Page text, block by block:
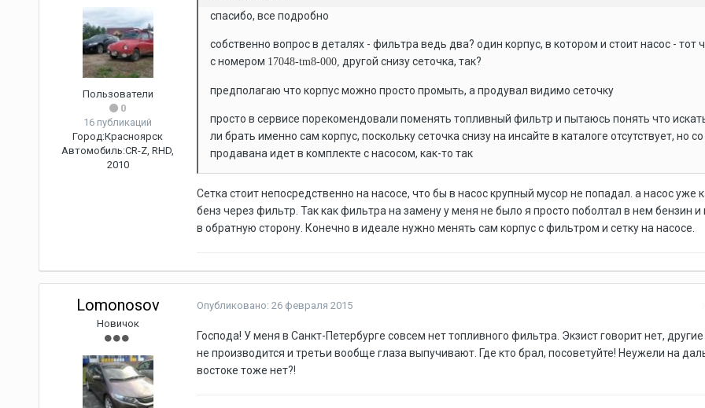
Пользователи
0
16 публикаций
Город:Красноярск
Автомобиль:CR-Z, RHD,
2010
спасибо, все подробно
собственно вопрос в деталях - фильтра ведь два? один корпус, в котором и стоит насос - тот
с номером 17048-tm8-000, другой снизу сеточка, так?
предполагаю что корпус можно просто промыть, а продувал видимо сеточку
просто в сервисе порекомендовали поменять топливный фильтр и пытаюсь понять что
ли брать именно сам корпус, поскольку сеточка снизу на инсайте в каталоге отсутствует, но
продавана идет в комплекте с насосом, как-то так
Сетка стоит непосредственно на насосе, что бы в насос крупный мусор не попадал. а насос уже
бенз через фильтр. Так как фильтра на замену у меня не было я просто поболтал в нем бензин и
в обратную сторону. Конечно в идеале нужно менять сам корпус с фильтром и сетку на насосе.
Lomonosov
Новичок
Опубликовано: 26 февраля 2015
Господа! У меня в Санкт-Петербурге совсем нет топливного фильтра. Экзист говорит нет,
не производится и третьи вообще глаза выпучивают. Где кто брал, посоветуйте! Неужели на
востоке тоже нет?!